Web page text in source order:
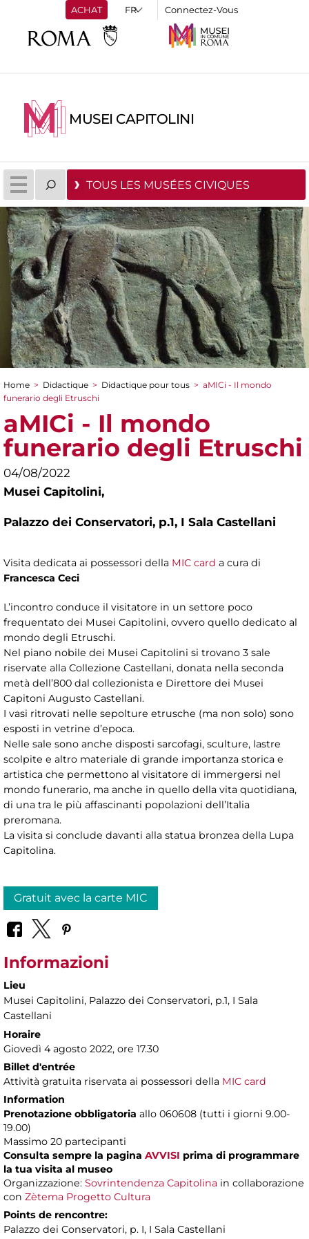
ACHAT Connectez-Vous
MUSEI CAPITOLINI
TOUS LES MUSÉES CIVIQUES
You are here
Home > Didactique > Didactique pour tous > aMICi - Il mondo
funerario degli Etruschi
aMICi - Il mondo
funerario degli Etruschi
04/08/2022
Musei Capitolini,
Palazzo dei Conservatori, p.1, I Sala Castellani
Visita dedicata ai possessori della MIC card a cura di
Francesca Ceci
L’incontro conduce il visitatore in un settore poco
frequentato dei Musei Capitolini, ovvero quello dedicato al
mondo degli Etruschi.
Nel piano nobile dei Musei Capitolini si trovano 3 sale
riservate alla Collezione Castellani, donata nella seconda
metà dell’800 dal collezionista e Direttore dei Musei
Capitoni Augusto Castellani.
I vasi ritrovati nelle sepolture etrusche (ma non solo) sono
esposti in vetrine d’epoca.
Nelle sale sono anche disposti sarcofagi, sculture, lastre
scolpite e altro materiale di grande importanza storica e
artistica che permettono al visitatore di immergersi nel
mondo funerario, ma anche in quello della vita quotidiana,
di una tra le più affascinanti popolazioni dell’Italia
preromana.
La visita si conclude davanti alla statua bronzea della Lupa
Capitolina.
Gratuit avec la carte MIC
Informazioni
Lieu
Musei Capitolini, Palazzo dei Conservatori, p.1, I Sala
Castellani
Horaire
Giovedì 4 agosto 2022, ore 17.30
Billet d'entrée
Attività gratuita riservata ai possessori della MIC card
Information
Prenotazione obbligatoria allo 060608 (tutti i giorni 9.00-
19.00)
Massimo 20 partecipanti
Consulta sempre la pagina AVVISI prima di programmare
la tua visita al museo
Organizzazione: Sovrintendenza Capitolina in collaborazione
con Zètema Progetto Cultura
Points de rencontre:
Palazzo dei Conservatori, p. I, I Sala Castellani